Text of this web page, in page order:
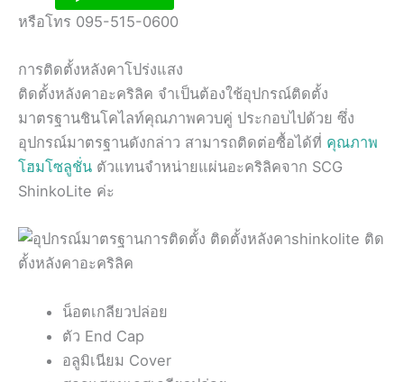
หรือโทร 095-515-0600
การติดตั้งหลังคาโปร่งแสง
ติดตั้งหลังคาอะคริลิค จำเป็นต้องใช้อุปกรณ์ติดตั้ง
มาตรฐานชินโคไลท์คุณภาพควบคู่ ประกอบไปด้วย ซึ่ง
อุปกรณ์มาตรฐานดังกล่าว สามารถติดต่อซื้อได้ที่ คุณภาพ
โฮมโซลูชั่น ตัวแทนจำหน่ายแผ่นอะคริลิคจาก SCG
ShinkoLite ค่ะ
น็อตเกลียวปล่อย
ตัว End Cap
อลูมิเนียม Cover